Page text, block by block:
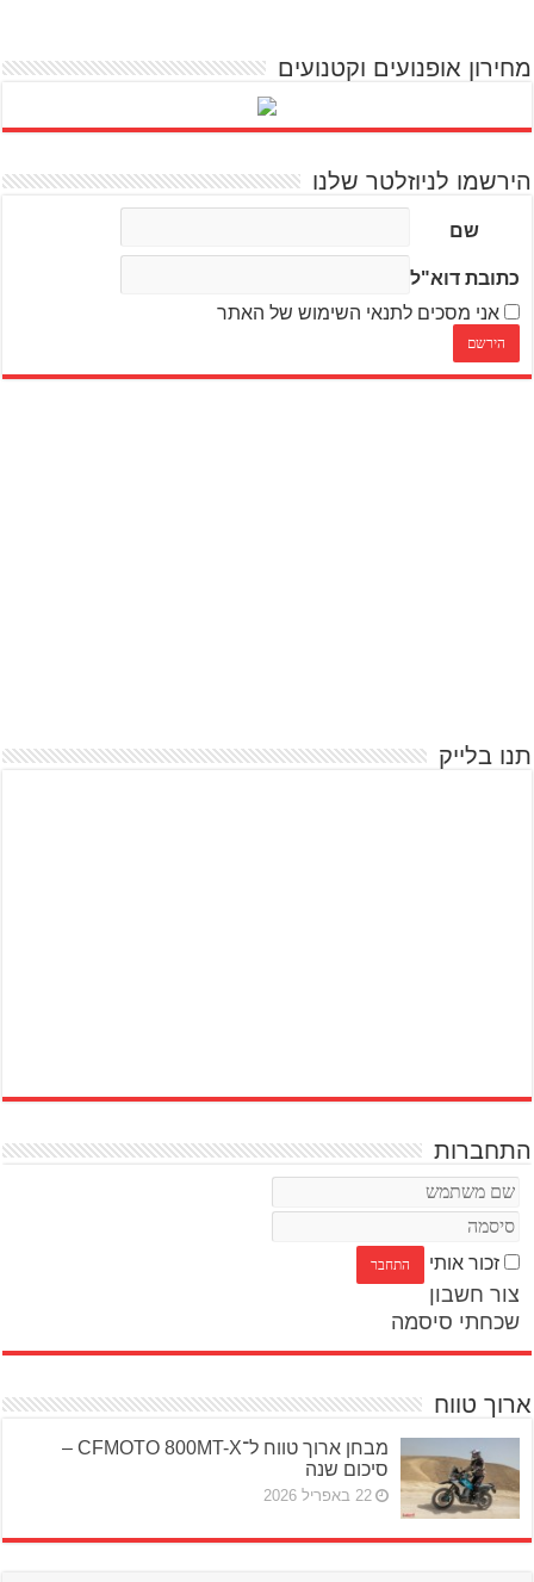
מחירון אופנועים וקטנועים
הירשמו לניוזלטר שלנו
שם
כתובת דוא"ל
אני מסכים לתנאי השימוש של האתר
תנו בלייק
התחברות
זכור אותי
צור חשבון
שכחתי סיסמה
ארוך טווח
מבחן ארוך טווח ל־CFMOTO 800MT-X –
סיכום שנה
22 באפריל 2026